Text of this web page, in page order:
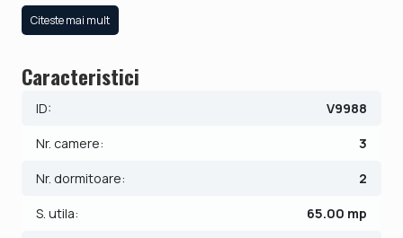
Aradului, aflat la etajul 4, intr-un bloc cu regim de inaltime
pe Parter + 4 Etaje. Anul constructiei 1980, structura
de tigla. Suprafata utila de 65 mp + balcon de 2,67 mp.
Apartamentul este locuibil imediat, fara nicio alta investitie.
schimbate.
Apartamentul este structurat astfel:
Citeste mai mult
Caracteristici
ID: V9988
Nr. camere: 3
Nr. dormitoare: 2
S. utila: 65.00 mp